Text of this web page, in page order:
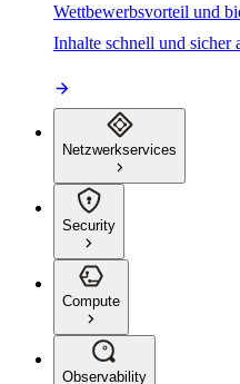
Wettbewerbsvorteil und
Inhalte schnell und sicher
Netzwerkservices
Security
Compute
Observability